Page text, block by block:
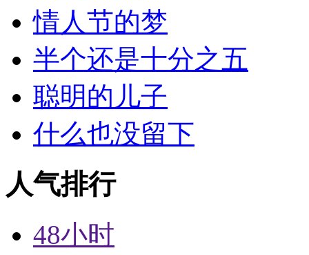
情人节的梦
半个还是十分之五
聪明的儿子
什么也没留下
人气排行
48小时